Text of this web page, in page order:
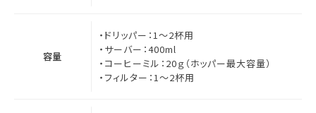
容量
・ドリッパー：1～2杯用
・サーバー：400ml
・コーヒーミル：20ｇ（ホッパー最大容量）
・フィルター：1～2杯用